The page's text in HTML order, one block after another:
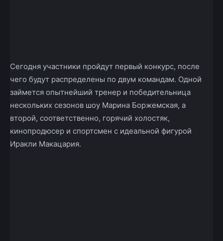
Сегодня участники пройдут первый конкурс, после
чего будут распределены по двум командам. Одной
займется опытнейший тренер и победительница
нескольких сезонов шоу Марина Боржемская, а
второй, соответственно, горячий холостяк,
кинопродюсер и спортсмен с идеальной фигурой
Иракли Макацария.